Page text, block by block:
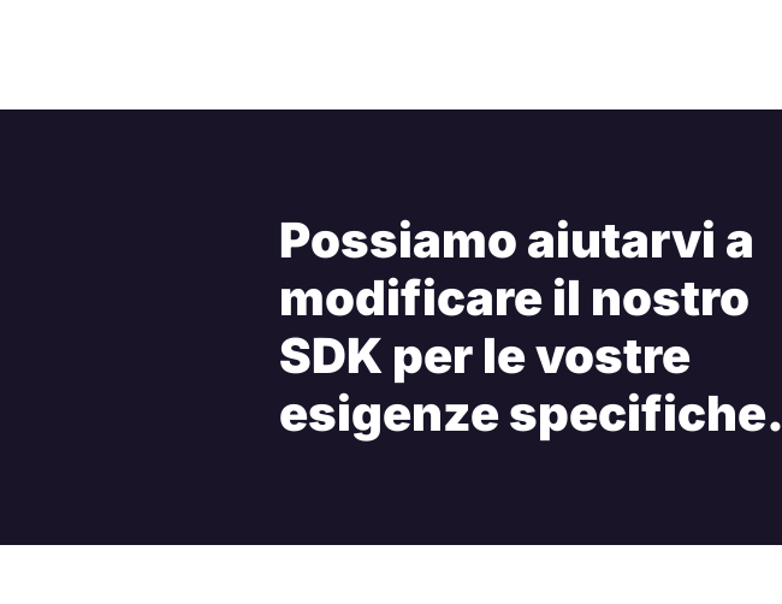
Possiamo aiutarvi a
modificare il nostro
SDK per le vostre
esigenze specifiche.